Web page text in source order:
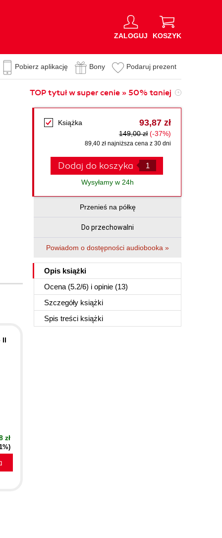
ZALOGUJ KOSZYK
Pobierz aplikację Bony Podaruj prezent
TOP tytuł w super cenie » 50% taniej
Książka 93,87 zł
149,00 zł (-37%)
89,40 zł najniższa cena z 30 dni
Dodaj do koszyka
Wysyłamy w 24h
Przenieś na półkę
Do przechowalni
Powiadom o dostępności audiobooka »
Opis książki
Ocena (5.2/6) i opinie (13)
Szczegóły książki
Spis treści książki
II
zł